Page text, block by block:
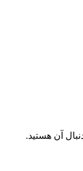
آن هستید.